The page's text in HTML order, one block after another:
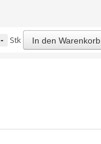
- Stk In den Warenkorb